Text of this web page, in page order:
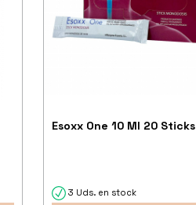
Esoxx One 10 Ml 20 Sticks
3 Uds. en stock